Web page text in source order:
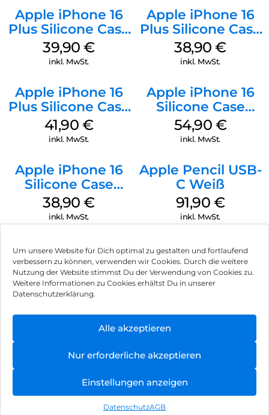
Um unsere Website für Dich optimal zu gestalten und fortlaufend
verbessern zu können, verwenden wir Cookies. Durch die weitere
Nutzung der Website stimmst Du der Verwendung von Cookies zu.
Weitere Informationen zu Cookies erhältst Du in unserer
Datenschutzerklärung.
Alle akzeptieren
Nur erforderliche akzeptieren
Einstellungen anzeigen
DatenschutzAGB
Apple iPhone 16
Plus Silicone Case
MagSafe Plum
39,90€
inkl. MwSt.
Apple iPhone 16
Plus Silicone Case
MagSafe Denim
38,90€
inkl. MwSt.
Apple iPhone 16
Plus Silicone Case
MagSafe Stone
Gray
41,90 €
inkl. MwSt.
Apple iPhone 16
Silicone Case
MagSafe Black
54,90 €
inkl. MwSt.
Apple iPhone 16
Silicone Case
MagSafe
Ultramarine
38,90€
inkl. MwSt.
Apple Pencil USB-
C Weiß
91,90 €
inkl. MwSt.
Impressum
Hinweis zur Batterieentsorgung
Newsletter
, Brodos AG – All Rights Reserved.